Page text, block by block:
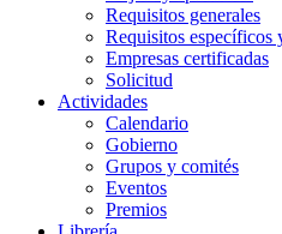
Requisitos generales
Requisitos específicos
Empresas certificadas
Solicitud
Actividades
Calendario
Gobierno
Grupos y comités
Eventos
Premios